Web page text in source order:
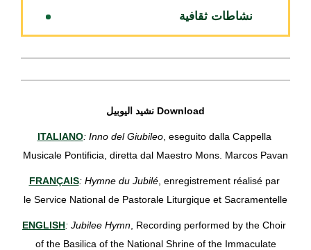
نشاطات ثقافية
Download نشيد اليوبيل
ITALIANO: Inno del Giubileo, eseguito dalla Cappella
Musicale Pontificia, diretta dal Maestro Mons. Marcos Pavan
FRANÇAIS: Hymne du Jubilé, enregistrement réalisé par
le Service National de Pastorale Liturgique et Sacramentelle
ENGLISH: Jubilee Hymn , Recording performed by the Choir
of the Basilica of the National Shrine of the Immaculate